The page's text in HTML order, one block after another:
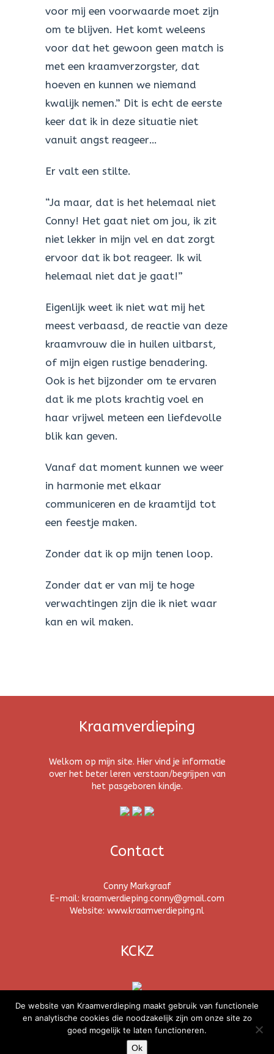
voor mij een voorwaarde moet zijn
om te blijven. Het komt weleens
voor dat het gewoon geen match is
met een kraamverzorgster, dat
hoeven en kunnen we niemand
kwalijk nemen.” Dit is echt de eerste
keer dat ik in deze situatie niet
vanuit angst reageer…
Er valt een stilte.
“Ja maar, dat is het helemaal niet
Conny! Het gaat niet om jou, ik zit
niet lekker in mijn vel en dat zorgt
ervoor dat ik bot reageer. Ik wil
helemaal niet dat je gaat!”
Eigenlijk weet ik niet wat mij het
meest verbaasd, de reactie van deze
kraamvrouw die in huilen uitbarst,
of mijn eigen rustige benadering.
Ook is het bijzonder om te ervaren
dat ik me plots krachtig voel en
haar vrijwel meteen een liefdevolle
blik kan geven.
Vanaf dat moment kunnen we weer
in harmonie met elkaar
communiceren en de kraamtijd tot
een feestje maken.
Zonder dat ik op mijn tenen loop.
Zonder dat er van mij te hoge
verwachtingen zijn die ik niet waar
kan en wil maken.
Kraamverdieping
Welkom op mijn site. Hier vind je informatie
over het beter leren verstaan/begrijpen van
het pasgeboren kindje.
Contact
Conny Markgraaf
E-mail: kraamverdieping.conny@gmail.com
Website: www.kraamverdieping.nl
KCKZ
Copyright Kraamverdieping
De website van Kraamverdieping maakt gebruik van functionele
en analytische cookies die noodzakelijk zijn om onze site zo
goed mogelijk te laten functioneren.
Ok